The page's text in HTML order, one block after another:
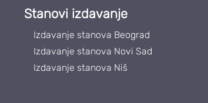
Stanovi izdavanje
Izdavanje stanova Beograd
Izdavanje stanova Novi Sad
Izdavanje stanova Niš